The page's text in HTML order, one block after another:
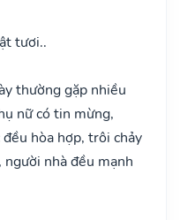
tươi..
thường gặp nhiều
nữ có tin mừng,
hòa hợp, trôi chảy
nhà đều mạnh